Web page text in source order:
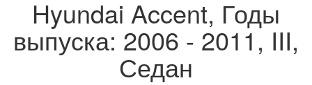
Hyundai Accent, Годы
выпуска: 2006 - 2011, III,
Седан